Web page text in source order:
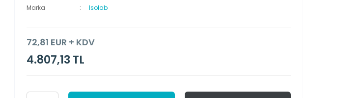
Marka
Isolab
72,81 EUR + KDV
4.807,13 TL